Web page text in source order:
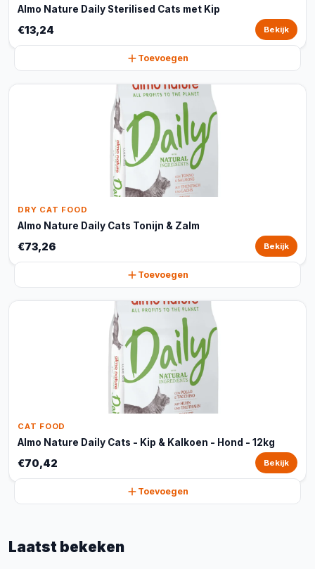
Almo Nature Daily Sterilised Cats met Kip
€13,24 Bekijk
Toevoegen
DRY CAT FOOD
Almo Nature Daily Cats Tonijn & Zalm
€73,26 Bekijk
Toevoegen
CAT FOOD
Almo Nature Daily Cats - Kip & Kalkoen - Hond - 12kg
€70,42 Bekijk
Toevoegen
Laatst bekeken